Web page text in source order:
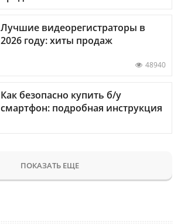
Лучшие видеорегистраторы в
2026 году: хиты продаж
48940
Как безопасно купить б/у
смартфон: подробная инструкция
ПОКАЗАТЬ ЕЩЕ